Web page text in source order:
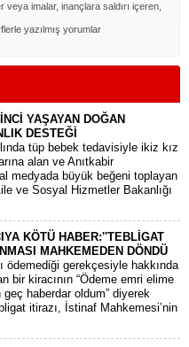
imalar, inançlara saldırı içeren,
yazılmış yorumlar
YAŞAYAN DOĞAN
DESTEĞİ
tüp bebek tedavisiyle ikiz kız
alan ve Anıtkabir
medyada büyük beğeni toplayan
ve Sosyal Hizmetler Bakanlığı
KÖTÜ HABER:''TEBLİGAT
MAHKEMEDEN DÖNDÜ
ödemediği gerekçesiyle hakkında
bir kiracının “Ödeme emri elime
haberdar oldum” diyerek
itirazı, İstinaf Mahkemesi’nin